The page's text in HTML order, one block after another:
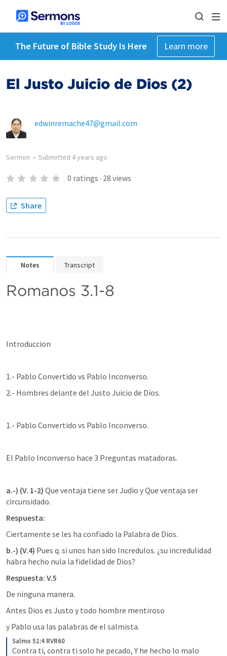
The Future of Bible Study Is Here Learn more
El Justo Juicio de Dios (2)
edwinremache47@gmail.com
Sermon • Submitted 4 years ago
0 ratings · 28 views
Share
Notes Transcript
Romanos 3.1-8
Introduccion
1.- Pablo Convertido vs Pablo Inconverso.
2.- Hombres delante del Justo Juicio de Dios.
1.- Pablo Convertido vs Pablo Inconverso.
El Pablo Inconverso hace 3 Preguntas matadoras.
a.-) (V. 1-2) Que ventaja tiene ser Judio y Que ventaja ser
circunsidado.
Respuesta:
Ciertamente se les ha confiado la Palabra de Dios.
b.-) (V.4) Pues q. si unos han sido Incredulos. ¿su incredulidad
habra hecho nula la fidelidad de Dios?
Respuesta: V.5
De ninguna manera.
Antes Dios es Justo y todo hombre mentiroso
y Pablo usa las palabras de el salmista.
Salmo 51:4 RVR60
Contra ti, contra ti solo he pecado, Y he hecho lo malo